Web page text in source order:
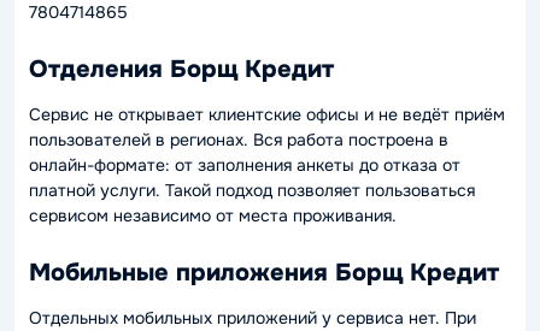
7804714865
Отделения Борщ Кредит
Сервис не открывает клиентские офисы и не ведёт приём
пользователей в регионах. Вся работа построена в
онлайн-формате: от заполнения анкеты до отказа от
платной услуги. Такой подход позволяет пользоваться
сервисом независимо от места проживания.
Мобильные приложения Борщ Кредит
Отдельных мобильных приложений у сервиса нет. При